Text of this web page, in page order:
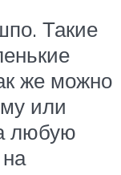
Такие
же можно
или
любую